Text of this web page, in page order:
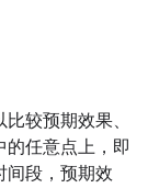
较预期效果、
的任意点上，即
间段，预期效